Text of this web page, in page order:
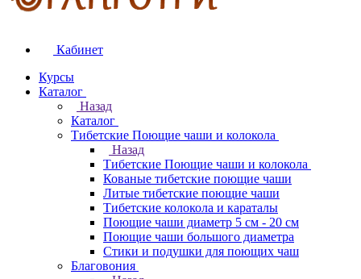
Кабинет
Курсы
Каталог
Назад
Каталог
Тибетские Поющие чаши и колокола
Назад
Тибетские Поющие чаши и колокола
Кованые тибетские поющие чаши
Литые тибетские поющие чаши
Тибетские колокола и караталы
Поющие чаши диаметр 5 см - 20 см
Поющие чаши большого диаметра
Стики и подушки для поющих чаш
Благовония